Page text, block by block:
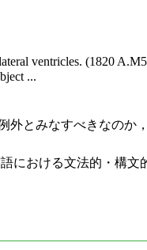
ventricles. (1820
...
とみなすべきなのか
における文法的・構文